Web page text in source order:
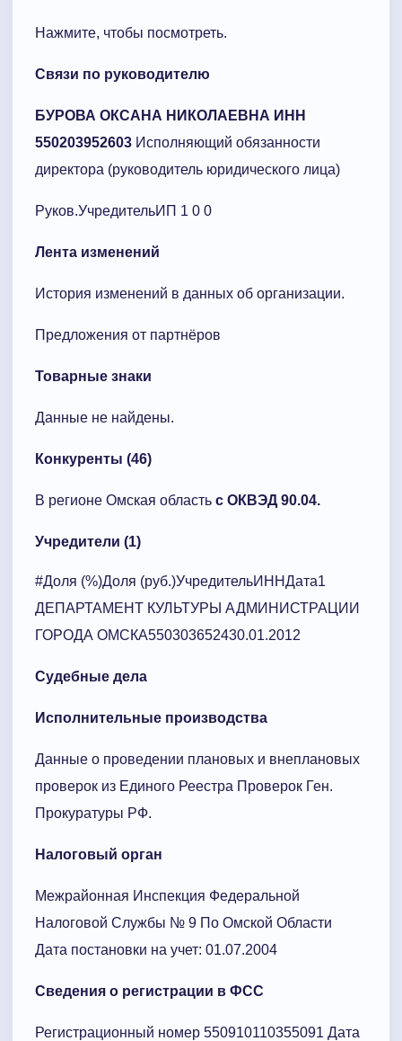
Нажмите, чтобы посмотреть.
Связи по руководителю
БУРОВА ОКСАНА НИКОЛАЕВНА ИНН
550203952603 Исполняющий обязанности
директора (руководитель юридического лица)
Руков.УчредительИП 1 0 0
Лента изменений
История изменений в данных об организации.
Предложения от партнёров
Товарные знаки
Данные не найдены.
Конкуренты (46)
В регионе Омская область с ОКВЭД 90.04.
Учредители (1)
#Доля (%)Доля (руб.)УчредительИННДата1
ДЕПАРТАМЕНТ КУЛЬТУРЫ АДМИНИСТРАЦИИ
ГОРОДА ОМСКА550303652430.01.2012
Судебные дела
Исполнительные производства
Данные о проведении плановых и внеплановых
проверок из Единого Реестра Проверок Ген.
Прокуратуры РФ.
Налоговый орган
Межрайонная Инспекция Федеральной
Налоговой Службы № 9 По Омской Области
Дата постановки на учет: 01.07.2004
Сведения о регистрации в ФСС
Регистрационный номер 550910110355091 Дата